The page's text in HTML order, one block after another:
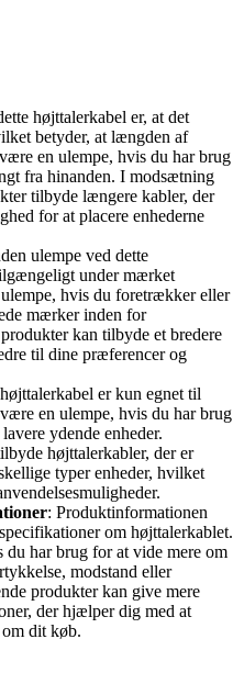
højttalerkabel er, at det
betyder, at længden af
en ulempe, hvis du har brug
fra hinanden. I modsætning
tilbyde længere kabler, der
for at placere enhederne
ulempe ved dette
under mærket
hvis du foretrækker eller
mærker inden for
kan tilbyde et bredere
til dine præferencer og
er kun egnet til
en ulempe, hvis du har brug
ydende enheder.
højttalerkabler, der er
typer enheder, hvilket
: Produktinformationen
om højttalerkablet.
har brug for at vide mere om
modstand eller
produkter kan give mere
der hjælper dig med at
dit køb.